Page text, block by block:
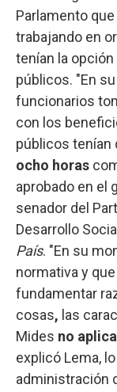
Parlamento
trabajando en
tenían la
públicos. "En
funcionarios
con los
públicos tenían
ocho horas
aprobado en el
senador del
Desarrollo
País. "En su
normativa y
fundamentar
cosas, las
Mides no
explicó Lema,
administración